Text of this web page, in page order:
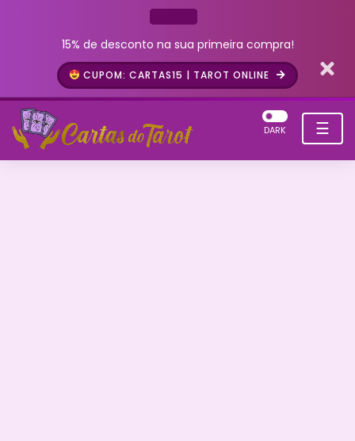
15% de desconto na sua primeira compra!
CUPOM: CARTAS15 | TAROT ONLINE
☰
DARK